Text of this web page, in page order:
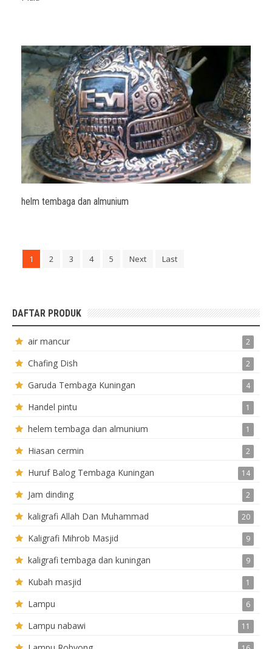
helm tembaga dan almunium
1 2 3 4 5 Next Last
DAFTAR PRODUK
air mancur 2
Chafing Dish 2
Garuda Tembaga Kuningan 4
Handel pintu 1
helem tembaga dan almunium 1
Hiasan cermin 2
Huruf Balog Tembaga Kuningan 14
Jam dinding 2
kaligrafi Allah Dan Muhammad 20
Kaligrafi Mihrob Masjid 9
kaligrafi tembaga dan kuningan 9
Kubah masjid 1
Lampu 6
Lampu nabawi 11